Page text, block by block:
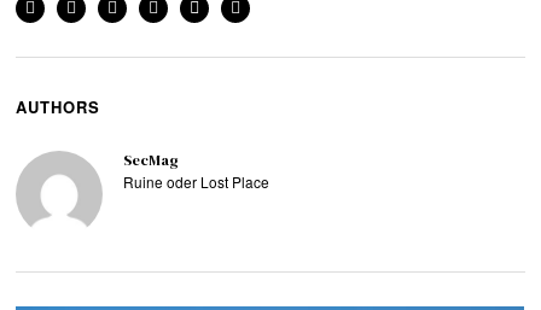
AUTHORS
SecMag
Ruine oder Lost Place